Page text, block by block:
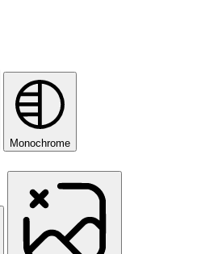
Monochrome